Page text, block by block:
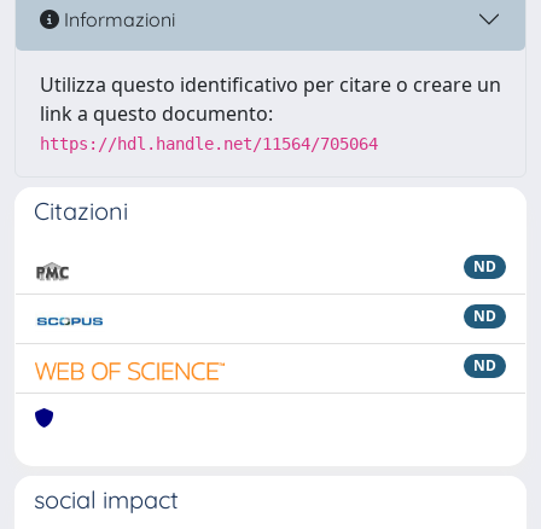
Informazioni
Utilizza questo identificativo per citare o creare un
link a questo documento:
https://hdl.handle.net/11564/705064
Citazioni
ND
ND
ND
social impact